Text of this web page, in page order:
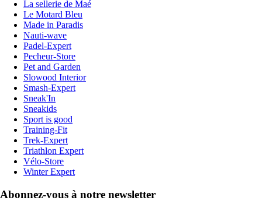
La sellerie de Maé
Le Motard Bleu
Made in Paradis
Nauti-wave
Padel-Expert
Pecheur-Store
Pet and Garden
Slowood Interior
Smash-Expert
Sneak'In
Sneakids
Sport is good
Training-Fit
Trek-Expert
Triathlon Expert
Vélo-Store
Winter Expert
Abonnez-vous à notre newsletter